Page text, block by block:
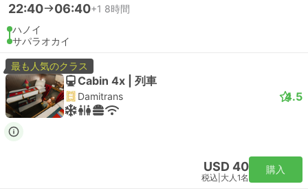
22:40 06:40+1 8時間
ハノイ
サパラオカイ
最も人気のクラス
Cabin 4x | 列車
Damitrans 4.5
USD 40
税込 大人1名
購入